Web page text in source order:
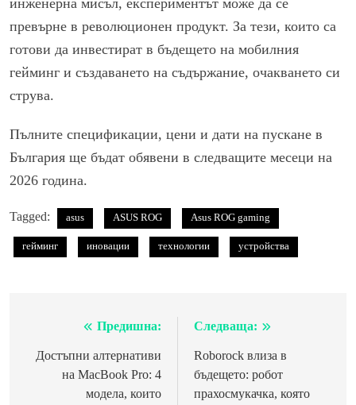
инженерна мисъл, експериментът може да се
превърне в революционен продукт. За тези, които са
готови да инвестират в бъдещето на мобилния
гейминг и създаването на съдържание, очакването си
струва.
Пълните спецификации, цени и дати на пускане в
България ще бъдат обявени в следващите месеци на
2026 година.
Tagged: asus ASUS ROG Asus ROG gaming
гейминг иновации технологии устройства
НавигацияПредишна:
Достъпни алтернативи
на MacBook Pro: 4
модела, които
Следваща:
Roborock влиза в
бъдещето: робот
прахосмукачка, която